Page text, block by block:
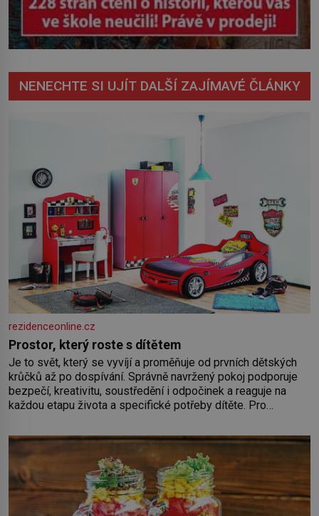
NENECHTE SI UJÍT DALŠÍ ZAJÍMAVÉ ČLÁNKY
rezidenceonline.cz
Prostor, který roste s dítětem
Je to svět, který se vyvíjí a proměňuje od prvních dětských
krůčků až po dospívání. Správně navržený pokoj podporuje
bezpečí, kreativitu, soustředění i odpočinek a reaguje na
každou etapu života a specifické potřeby dítěte. Pro
by pokoj miminka měl působit především klidně a útulně.
Předškolní věk je